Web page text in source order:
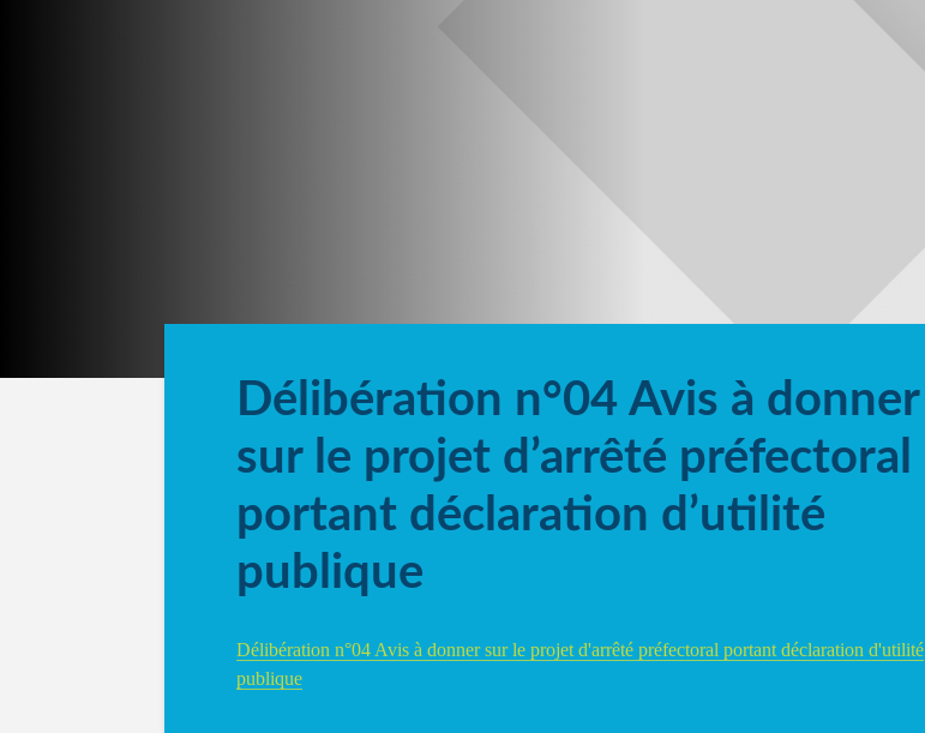
Délibération n°04 Avis à donner
sur le projet d’arrêté préfectoral
portant déclaration d’utilité
publique
Délibération n°04 Avis à donner sur le projet d'arrêté préfectoral portant déclaration d'utilité
publique